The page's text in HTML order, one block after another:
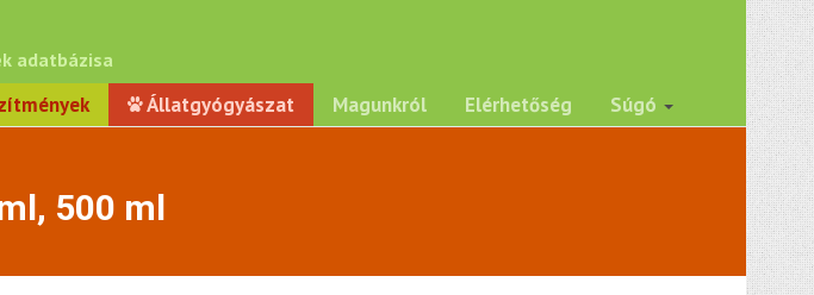
adatbázisa
Állatgyógyászat Magunkról Elérhetőség Súgó
500 ml